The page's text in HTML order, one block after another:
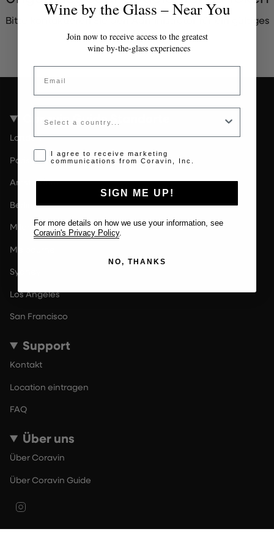
Bitte kontaktieren Sie den Administrator für ein gültiges
Token.
Coravin Guide Standorte
London
Paris
Amsterdam
Berlin
Milan
Melbourne
Sydney
Los Angeles
San Francisco
Support
Kontakt
Location eintragen
FAQ
Über uns
Über Coravin
Über Coravin Guide
Wine by the Glass – Near You
Join now to receive access to the greatest
wine by-the-glass experiences
Email
Country
Opt-in disclaimer
I agree to receive marketing
communications from Coravin, Inc.
SIGN ME UP!
For more details on how we use your information, see
Coravin's Privacy Policy
NO, THANKS